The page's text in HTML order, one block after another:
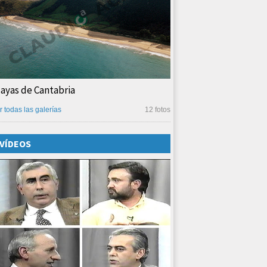
de Cantabria
12 fotos
todas las galerías
VÍDEOS